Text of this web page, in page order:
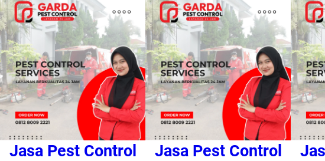
Jasa Pest Control
Jasa Pest Control